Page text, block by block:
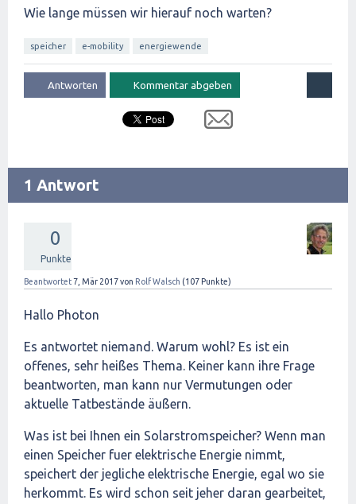
Wie lange müssen wir hierauf noch warten?
speicher e-mobility energiewende
1 Antwort
0
Punkte
Beantwortet7, Mär 2017von Rolf Walsch (107 Punkte)
Hallo Photon
Es antwortet niemand. Warum wohl? Es ist ein
offenes, sehr heißes Thema. Keiner kann ihre Frage
beantworten, man kann nur Vermutungen oder
aktuelle Tatbestände äußern.
Was ist bei Ihnen ein Solarstromspeicher? Wenn man
einen Speicher fuer elektrische Energie nimmt,
speichert der jegliche elektrische Energie, egal wo sie
herkommt. Es wird schon seit jeher daran gearbeitet,